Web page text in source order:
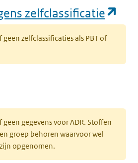
zelfclassificatie
geen zelfclassificaties als PBT of
geen gegevens voor ADR. Stoffen
groep behoren waarvoor wel
opgenomen.